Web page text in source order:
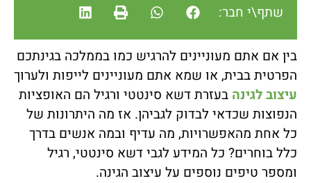
שתף\י חבר:
בין אם אתם מעוניינים להרגיש כמו בממלכה בגינתכם
הפרטית בבית, או שמא אתם מעוניינים לייפות ולערוך
עיצוב לגינה בעזרת דשא סינטטי ורגיל הם האופציות
הנפוצות שכדאי לבדוק לגביהן. אז מה היתרונות של
כל אחת מהאפשרויות, מה עדיף ובמה אנשים בדרך
כלל בוחרים? כל המידע לגבי דשא סינטטי, רגיל
ומספר טיפים נוספים על עיצוב הגינה.